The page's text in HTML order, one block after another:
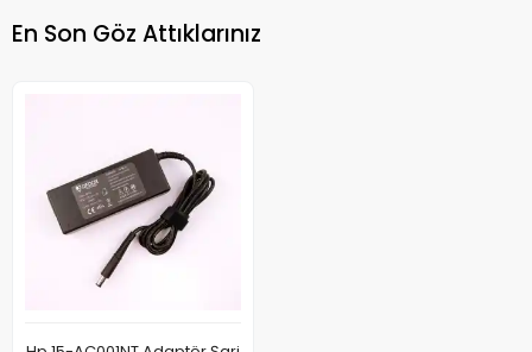
En Son Göz Attıklarınız